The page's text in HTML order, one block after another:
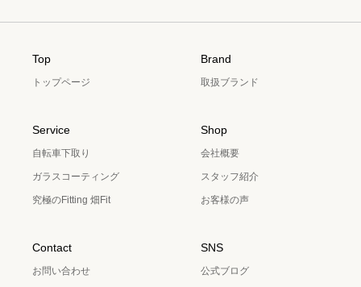
Top
トップページ
Brand
取扱ブランド
Service
自転車下取り
ガラスコーティング
究極のFitting 畑Fit
Shop
会社概要
スタッフ紹介
お客様の声
Contact
お問い合わせ
SNS
公式ブログ